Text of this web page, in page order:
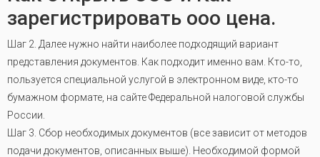
зарегистрировать ооо цена.
Шаг 2. Далее нужно найти наиболее подходящий вариант
представления документов. Как подходит именно вам. Кто-то,
пользуется специальной услугой в электронном виде, кто-то
бумажном формате, на сайте Федеральной налоговой службы
России.
Шаг 3. Сбор необходимых документов (все зависит от методов
подачи документов, описанных выше). Необходимой формой